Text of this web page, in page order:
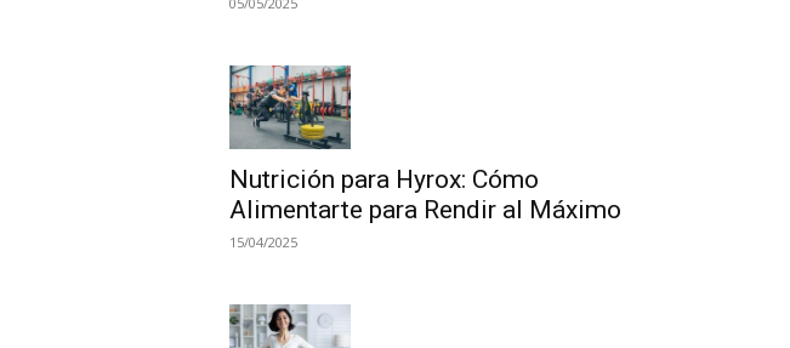
Nutrición para Hyrox: Cómo
Alimentarte para Rendir al Máximo
15/04/2025